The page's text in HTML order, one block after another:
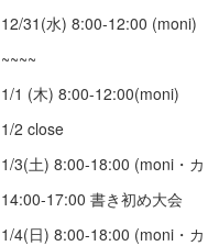
12/31(水) 8:00-12:00 (moni)
~~~~
1/1 (木) 8:00-12:00(moni)
1/2 close
1/3(土) 8:00-18:00 (moni・カ
14:00-17:00 書き初め大会
1/4(日) 8:00-18:00 (moni・カ